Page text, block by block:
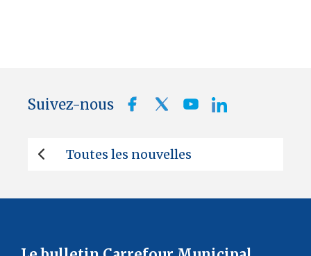
Suivez-nous
Toutes les nouvelles